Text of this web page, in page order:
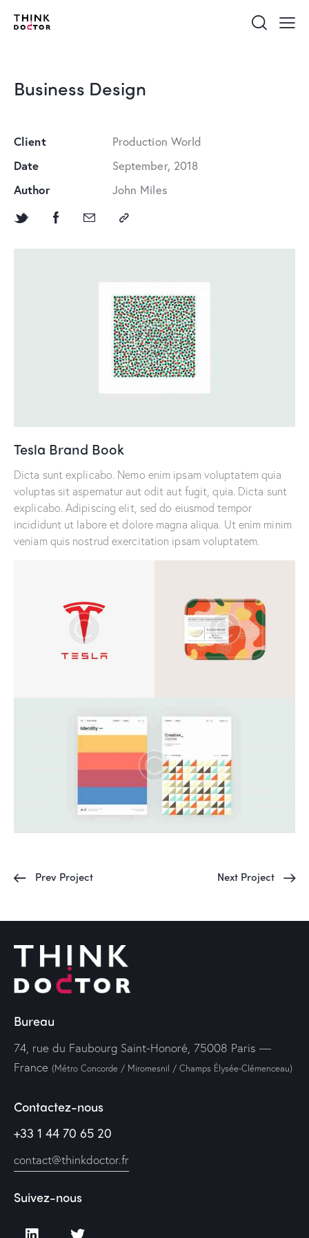
Business Design
Tesla Brand Book
Dicta sunt explicabo. Nemo enim ipsam voluptatem quia
voluptas sit aspernatur aut odit aut fugit, quia. Dicta sunt
explicabo. Adipiscing elit, sed do eiusmod tempor
incididunt ut labore et dolore magna aliqua. Ut enim minim
veniam quis nostrud exercitation ipsam voluptatem.
Client
Production World
Date
September, 2018
Author
John Miles
Prev Project Next Project
Bureau
74, rue du Faubourg Saint-Honoré, 75008 Paris —
France (Métro Concorde / Miromesnil / Champs Élysée-Clémenceau)
Contactez-nous
+33 1 44 70 65 20
contact@thinkdoctor.fr
Suivez-nous